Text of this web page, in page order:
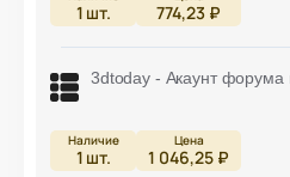
1 шт. 774,23 ₽
3dtoday - Акаунт форума
1 шт. 1 046,25 ₽